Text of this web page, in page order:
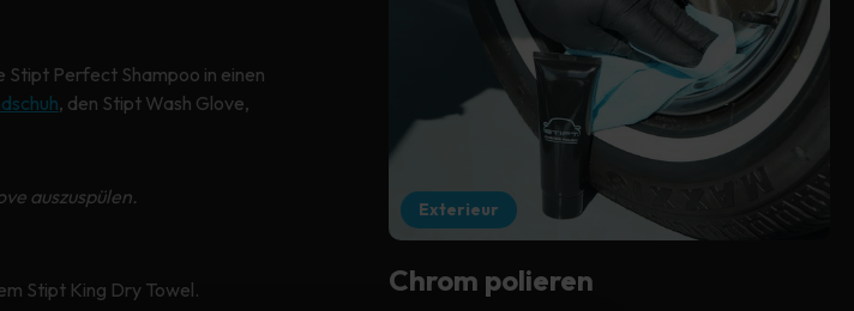
Stipt Perfect Shampoo in einen
, den Stipt Wash Glove,
auszuspülen.
Stipt King Dry Towel.
Exterieur
Chrom polieren